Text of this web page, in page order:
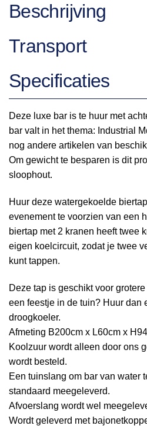
Beschrijving
Transport
Specificaties
Deze luxe bar is te huur met
bar valt in het thema: Industrial
nog andere artikelen van
Om gewicht te besparen is dit
sloophout.
Huur deze watergekoelde
evenement te voorzien van een
biertap met 2 kranen heeft twee
eigen koelcircuit, zodat je twee
kunt tappen.
Deze tap is geschikt voor
een feestje in de tuin? Huur dan
droogkoeler.
Afmeting B200cm x L60cm x
Koolzuur wordt alleen door ons
wordt besteld.
Een tuinslang om bar van water
standaard meegeleverd.
Afvoerslang wordt wel
Wordt geleverd met